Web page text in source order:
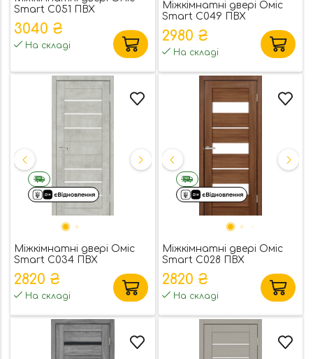
Smart С051 ПВХ
3040 ₴
На складі
Міжкімнатні двері Оміс
Smart С049 ПВХ
2980 ₴
На складі
Міжкімнатні двері Оміс
Smart С034 ПВХ
2820 ₴
На складі
Міжкімнатні двері Оміс
Smart С028 ПВХ
2820 ₴
На складі